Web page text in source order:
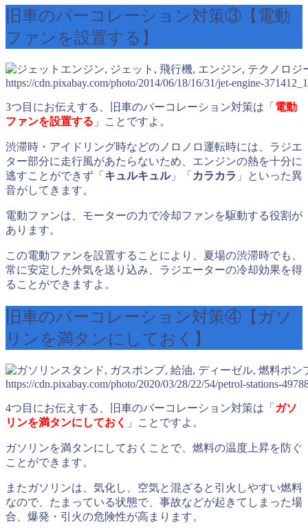
旧車のパーコレーション対策③【電動
ファンを設置する】
https://cdn.pixabay.com/photo/2014/06/18/16/31/jet-engine-
3つ目にお伝えする、旧車のパーコレーション対策は「 電動
ファンを設置する 」ことですよ。
渋滞時・アイドリング時などのノロノロ運転時には、ラジエ
ター部分に走行風があたらないため、エンジンの熱を十分に
逃すことができず「 キュルキュル」「 カラカラ 」といった異
音がしてきます。
電動ファンは、モーターの力で冷却ファンを駆動する役割が
あります。
この電動ファンを設置することにより、夏場の渋滞時でも、
常に安定した外気を送り込み、ラジエーターの冷却効果を得
ることができますよ。
旧車のパーコレーション対策④【ガソ
リンを満タンにしておく】
https://cdn.pixabay.com/photo/2020/03/28/22/54/petrol-stations-
4つ目にお伝えする、旧車のパーコレーション対策は「 ガソ
リンを満タンにしておく
」ことですよ。
ガソリンを満タンにしておくことで、燃料の温度上昇を防ぐ
ことができます。
またガソリンは、気化し、空気と混ざると引火しやすい燃料
なので、たまっている状態で、事故などが起きてしまった場
合、爆発・引火の危険性が高まります。